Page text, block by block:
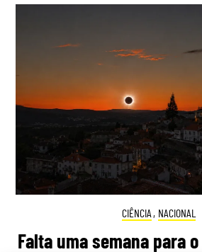
CIÊNCIA , NACIONAL
Falta uma semana para